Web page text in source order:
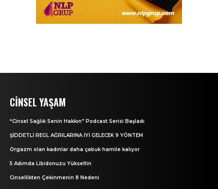
CINSEL YAŞAM
“Cinsel Sağlık Senin Hakkın” Podcast Serisi Başladı
ŞİDDETLİ REGL AĞRILARINA İYİ GELECEK 9 YÖNTEM
Orgazm olan kadınlar daha çabuk hamile kalıyor
5 Adımda Libidonuzu Yükseltin
Cinsellikten Çekinmenin 8 Nedeni